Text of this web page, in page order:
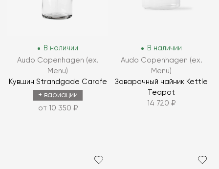
В наличии
Audo Copenhagen (ex.
Menu)
Кувшин Strandgade Carafe
+ вариации
от 10 350 ₽
В наличии
Audo Copenhagen (ex.
Menu)
Заварочный чайник Kettle
Teapot
14 720 ₽